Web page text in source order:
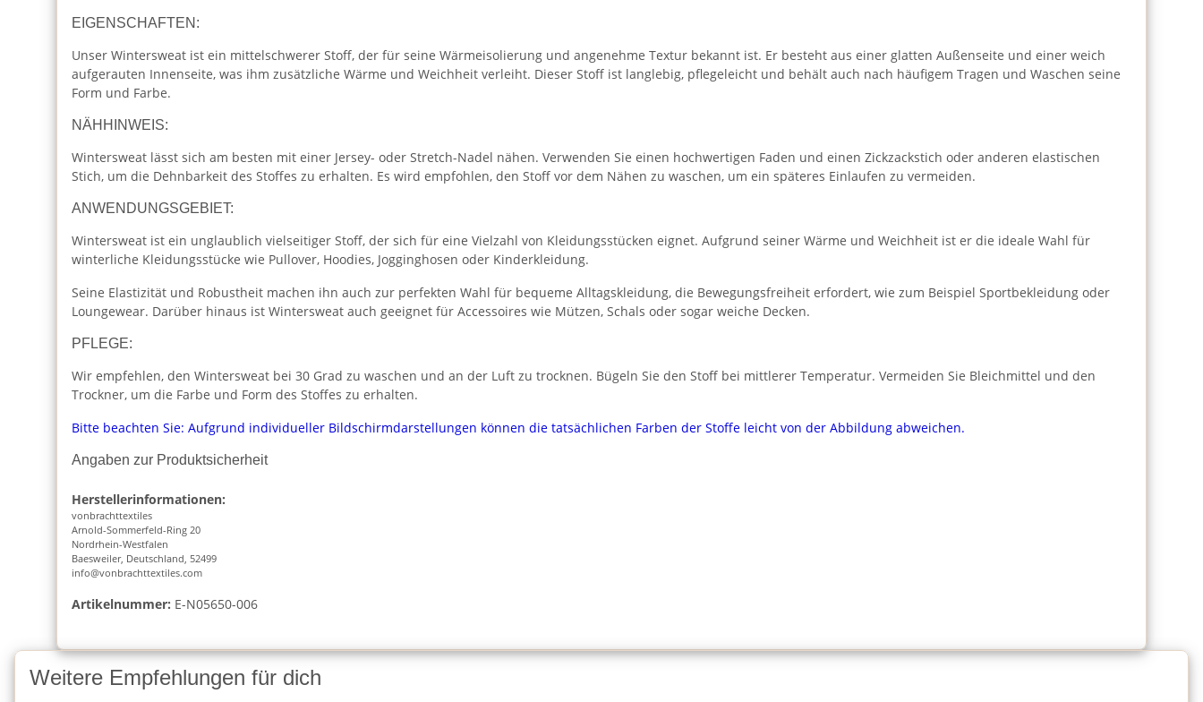
EIGENSCHAFTEN:
Unser Wintersweat ist ein mittelschwerer Stoff, der für seine Wärmeisolierung und angenehme Textur bekannt ist. Er besteht aus einer glatten Außenseite und einer weich
aufgerauten Innenseite, was ihm zusätzliche Wärme und Weichheit verleiht. Dieser Stoff ist langlebig, pflegeleicht und behält auch nach häufigem Tragen und Waschen seine
Form und Farbe.
NÄHHINWEIS:
Wintersweat lässt sich am besten mit einer Jersey- oder Stretch-Nadel nähen. Verwenden Sie einen hochwertigen Faden und einen Zickzackstich oder anderen elastischen
Stich, um die Dehnbarkeit des Stoffes zu erhalten. Es wird empfohlen, den Stoff vor dem Nähen zu waschen, um ein späteres Einlaufen zu vermeiden.
ANWENDUNGSGEBIET:
Wintersweat ist ein unglaublich vielseitiger Stoff, der sich für eine Vielzahl von Kleidungsstücken eignet. Aufgrund seiner Wärme und Weichheit ist er die ideale Wahl für
winterliche Kleidungsstücke wie Pullover, Hoodies, Jogginghosen oder Kinderkleidung.
Seine Elastizität und Robustheit machen ihn auch zur perfekten Wahl für bequeme Alltagskleidung, die Bewegungsfreiheit erfordert, wie zum Beispiel Sportbekleidung oder
Loungewear. Darüber hinaus ist Wintersweat auch geeignet für Accessoires wie Mützen, Schals oder sogar weiche Decken.
PFLEGE:
Wir empfehlen, den Wintersweat bei 30 Grad zu waschen und an der Luft zu trocknen. Bügeln Sie den Stoff bei mittlerer Temperatur. Vermeiden Sie Bleichmittel und den
Trockner, um die Farbe und Form des Stoffes zu erhalten.
Bitte beachten Sie: Aufgrund individueller Bildschirmdarstellungen können die tatsächlichen Farben der Stoffe leicht von der Abbildung abweichen.
Angaben zur Produktsicherheit
Herstellerinformationen:
vonbrachttextiles
Arnold-Sommerfeld-Ring 20
Nordrhein-Westfalen
Baesweiler, Deutschland, 52499
info@vonbrachttextiles.com
Artikelnummer: E-N05650-006
Weitere Empfehlungen für dich